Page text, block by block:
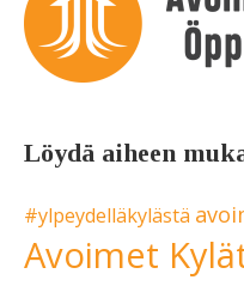
Löydä aiheen
#ylpeydelläkylästä
Avoimet